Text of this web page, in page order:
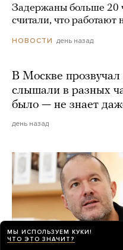
Задержаны больше 20
считали, что
НОВОСТИ день назад
В Москве
слышали в разных
было — не знает
день назад
МЫ ИСПОЛЬЗУЕМ КУКИ!
ЧТО ЭТО ЗНАЧИТ?